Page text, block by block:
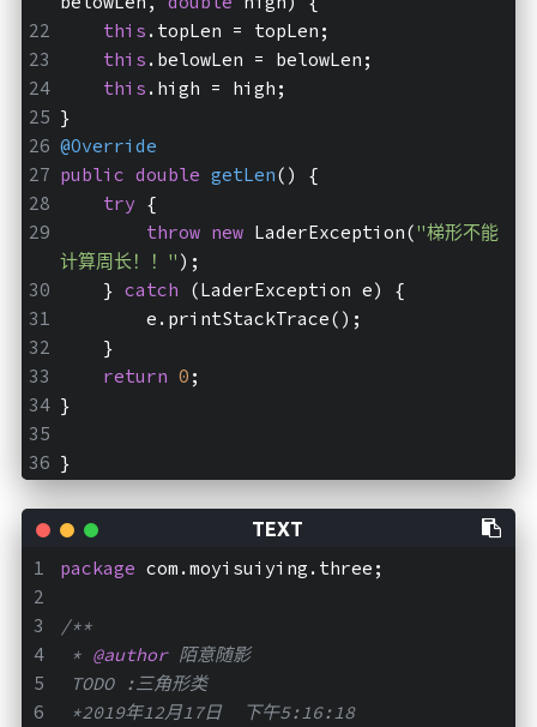
this .topLen = topLen;
this .belowLen = belowLen;
this .high = high;
}
@Override
public double getLen()
{
try {
throw new LaderException("梯形不能
计算周长！！" );
    }
catch (LaderException e) {
        e.printStackTrace();
    }
return 0 ;
}
}
package com.moyisuiying.three;
/**
* @author 陌意随影
TODO :三角形类
*2019年12月17日  下午5:16:18